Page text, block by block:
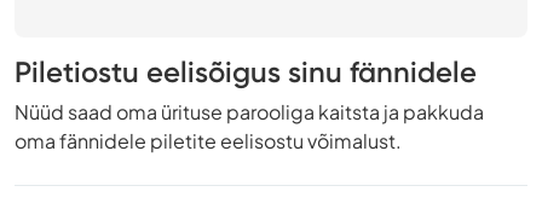
Piletiostu eelisõigus sinu fännidele
Nüüd saad oma ürituse parooliga kaitsta ja pakkuda
oma fännidele piletite eelisostu võimalust.